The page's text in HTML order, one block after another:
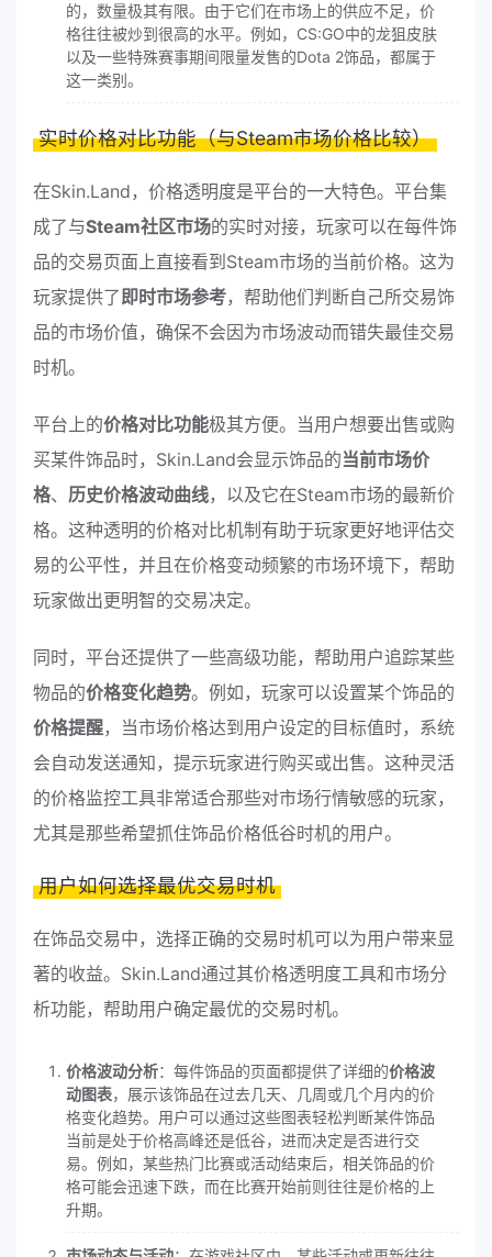
的，数量极其有限。由于它们在市场上的供应不足，价
格往往被炒到很高的水平。例如，CS:GO中的龙狙皮肤
以及一些特殊赛事期间限量发售的Dota 2饰品，都属于
这一类别。
实时价格对比功能（与Steam市场价格比较）
在Skin.Land，价格透明度是平台的一大特色。平台集
成了与Steam社区市场的实时对接，玩家可以在每件饰
品的交易页面上直接看到Steam市场的当前价格。这为
玩家提供了即时市场参考，帮助他们判断自己所交易饰
品的市场价值，确保不会因为市场波动而错失最佳交易
时机。
平台上的价格对比功能极其方便。当用户想要出售或购
买某件饰品时，Skin.Land会显示饰品的当前市场价
格、 历史价格波动曲线，以及它在Steam市场的最新价
格。这种透明的价格对比机制有助于玩家更好地评估交
易的公平性，并且在价格变动频繁的市场环境下，帮助
玩家做出更明智的交易决定。
同时，平台还提供了一些高级功能，帮助用户追踪某些
物品的价格变化趋势。例如，玩家可以设置某个饰品的
价格提醒，当市场价格达到用户设定的目标值时，系统
会自动发送通知，提示玩家进行购买或出售。这种灵活
的价格监控工具非常适合那些对市场行情敏感的玩家，
尤其是那些希望抓住饰品价格低谷时机的用户。
用户如何选择最优交易时机
在饰品交易中，选择正确的交易时机可以为用户带来显
著的收益。Skin.Land通过其价格透明度工具和市场分
析功能，帮助用户确定最优的交易时机。
价格波动分析：每件饰品的页面都提供了详细的价格波
动图表，展示该饰品在过去几天、几周或几个月内的价
格变化趋势。用户可以通过这些图表轻松判断某件饰品
当前是处于价格高峰还是低谷，进而决定是否进行交
易。例如，某些热门比赛或活动结束后，相关饰品的价
格可能会迅速下跌，而在比赛开始前则往往是价格的上
升期。